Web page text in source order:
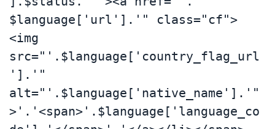
$language['url'].'" class="cf">
<img
src="'.$language['country_flag_url
'].'"
alt="'.$language['native_name'].'"
>'.'<span>'.$language['language_co